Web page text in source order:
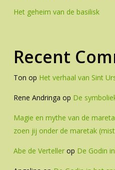
Het geheim van de basilisk
Recent
Ton op Het verhaal van Sint
Rene Andringa op De
Magie en mythe van de
zoen jij onder de maretak
Abe de Vertellerop De Godin